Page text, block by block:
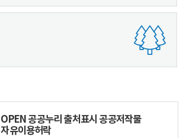
OPEN 공공누리 출처표시 공공저작물
자유이용허락